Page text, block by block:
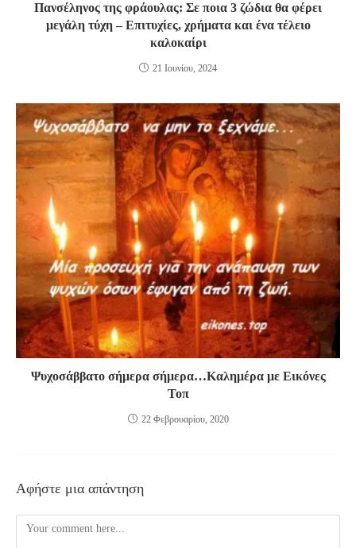
Πανσέληνος της φράουλας: Σε ποια 3 ζώδια θα φέρει
μεγάλη τύχη – Επιτυχίες, χρήματα και ένα τέλειο
καλοκαίρι
21 Ιουνίου, 2024
Ψυχοσάββατο σήμερα σήμερα…Καλημέρα με Εικόνες
Τοπ
22 Φεβρουαρίου, 2020
Αφήστε μια απάντηση
Comment